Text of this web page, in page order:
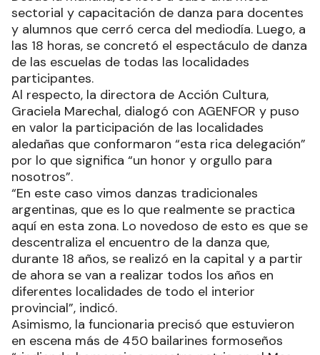
sectorial y capacitación de danza para docentes
y alumnos que cerró cerca del mediodía. Luego, a
las 18 horas, se concretó el espectáculo de danza
de las escuelas de todas las localidades
participantes.
Al respecto, la directora de Acción Cultura,
Graciela Marechal, dialogó con AGENFOR y puso
en valor la participación de las localidades
aledañas que conformaron “esta rica delegación”
por lo que significa “un honor y orgullo para
nosotros”.
“En este caso vimos danzas tradicionales
argentinas, que es lo que realmente se practica
aquí en esta zona. Lo novedoso de esto es que se
descentraliza el encuentro de la danza que,
durante 18 años, se realizó en la capital y a partir
de ahora se van a realizar todos los años en
diferentes localidades de todo el interior
provincial”, indicó.
Asimismo, la funcionaria precisó que estuvieron
en escena más de 450 bailarines formoseños